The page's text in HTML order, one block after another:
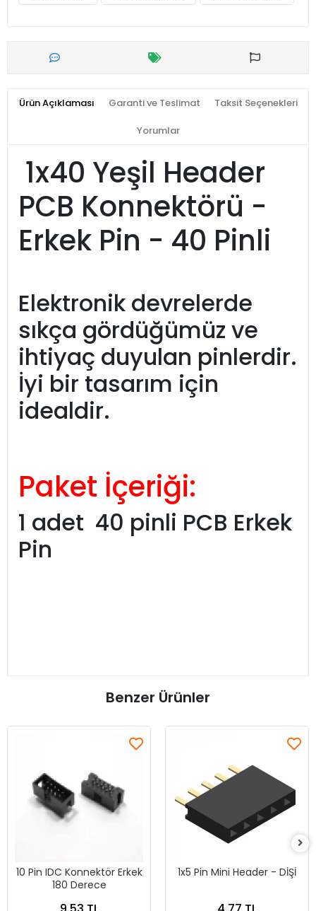
Ürün Açıklaması Garanti ve Teslimat Taksit Seçenekleri
Yorumlar
1x40 Yeşil Header
PCB Konnektörü -
Erkek Pin - 40 Pinli
Elektronik devrelerde
sıkça gördüğümüz ve
ihtiyaç duyulan pinlerdir.
İyi bir tasarım için
idealdir.
Paket İçeriği:
1 adet 40 pinli PCB Erkek
Pin
Benzer Ürünler
10 Pin IDC Konnektör Erkek
180 Derece
1x5 Pin Mini Header - DİŞİ